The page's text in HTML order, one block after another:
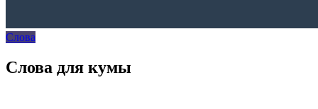
Слова
Слова для кумы